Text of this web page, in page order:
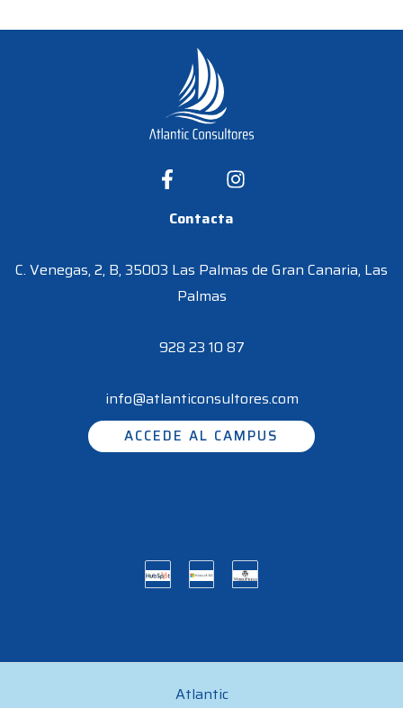
Contacta
C. Venegas, 2, B, 35003 Las Palmas de Gran Canaria, Las
Palmas
928 23 10 87
info@atlanticonsultores.com
ACCEDE AL CAMPUS
Atlantic